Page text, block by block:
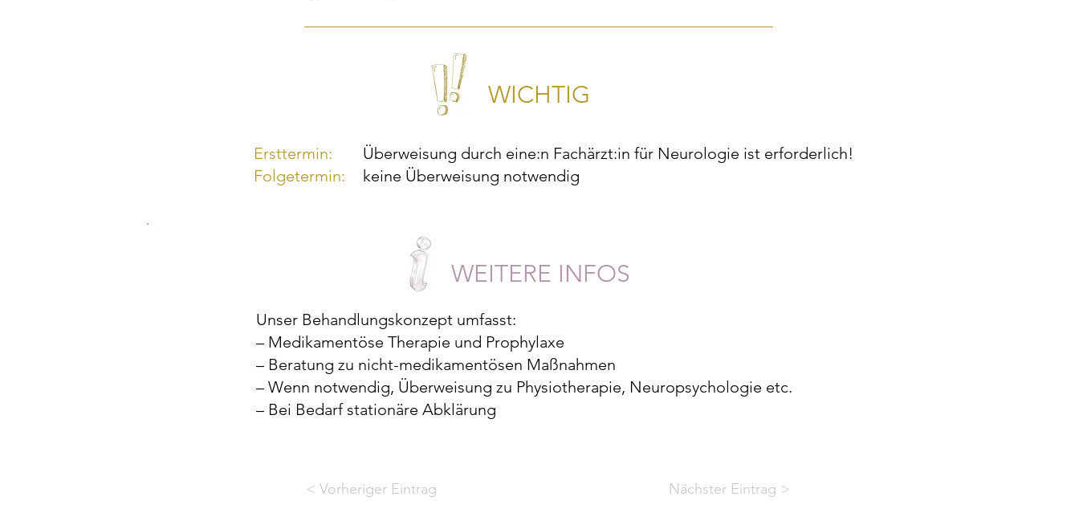
WICHTIG
Ersttermin:
Folgetermin:
Überweisung durch eine:n Fachärzt:in für Neurologie ist erforderlich!
keine Überweisung notwendig
WEITERE INFOS
Unser Behandlungskonzept umfasst:
– Medikamentöse Therapie und Prophylaxe
– Beratung zu nicht-medikamentösen Maßnahmen
– Wenn notwendig, Überweisung zu Physiotherapie, Neuropsychologie etc.
– Bei Bedarf stationäre Abklärung
< Vorheriger Eintrag Nächster Eintrag >